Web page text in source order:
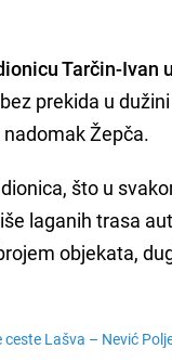
Tarčin-Ivan
prekida u
Žepča.
što u
laganih trasa
objekata,
Lašva – Nević